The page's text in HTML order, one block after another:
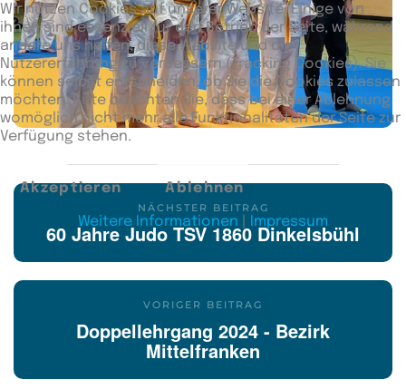
NÄCHSTER BEITRAG
60 Jahre Judo TSV 1860 Dinkelsbühl
VORIGER BEITRAG
Doppellehrgang 2024 - Bezirk
Mittelfranken
Wir nutzen Cookies auf unserer Website. Einige von
ihnen sind essenziell für den Betrieb der Seite, während
andere uns helfen, diese Website und die
Nutzererfahrung zu verbessern (Tracking Cookies). Sie
können selbst entscheiden, ob Sie die Cookies zulassen
möchten. Bitte beachten Sie, dass bei einer Ablehnung
womöglich nicht mehr alle Funktionalitäten der Seite zur
Verfügung stehen.
Akzeptieren Ablehnen
Weitere Informationen Impressum